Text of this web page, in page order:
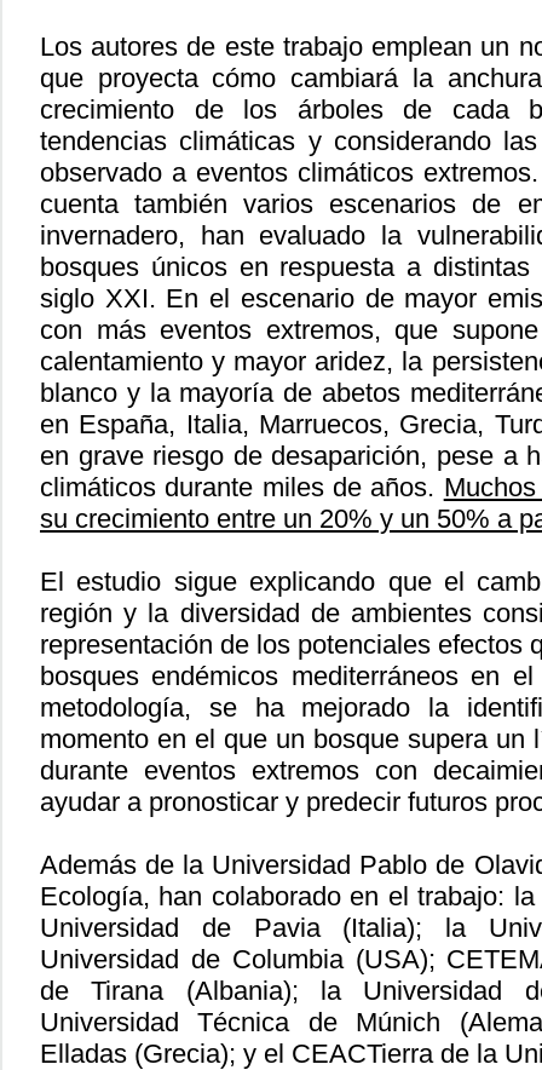
Los autores de este trabajo emplean un
que proyecta cómo cambiará la
crecimiento de los árboles de cada
tendencias climáticas y considerando
observado a eventos climáticos
cuenta también varios escenarios de
invernadero, han evaluado la
bosques únicos en respuesta a
siglo XXI. En el escenario de mayor
con más eventos extremos, que
calentamiento y mayor aridez, la
blanco y la mayoría de abetos
en España, Italia, Marruecos, Grecia,
en grave riesgo de desaparición, pese a
climáticos durante miles de años.
su crecimiento entre un 20% y un 50% a
El estudio sigue explicando que el
región y la diversidad de ambientes
representación de los potenciales efectos
bosques endémicos mediterráneos en
metodología, se ha mejorado la
momento en el que un bosque supera un
durante eventos extremos con
ayudar a pronosticar y predecir futuros
Además de la Universidad Pablo de
Ecología, han colaborado en el trabajo:
Universidad de Pavia (Italia); la
Universidad de Columbia (USA);
de Tirana (Albania); la Universidad
Universidad Técnica de Múnich
Elladas (Grecia); y el CEACTierra de la